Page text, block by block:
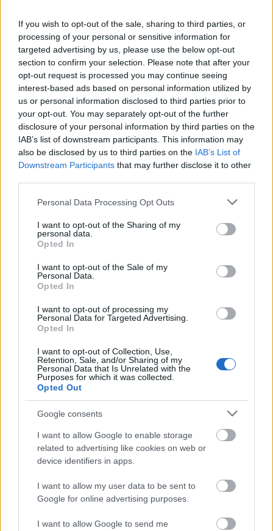
If you wish to opt-out of the sale, sharing to third parties, or
processing of your personal or sensitive information for
targeted advertising by us, please use the below opt-out
section to confirm your selection. Please note that after your
opt-out request is processed you may continue seeing
interest-based ads based on personal information utilized by
us or personal information disclosed to third parties prior to
your opt-out. You may separately opt-out of the further
disclosure of your personal information by third parties on the
IAB’s list of downstream participants. This information may
also be disclosed by us to third parties on the IAB’s List of
Downstream Participants that may further disclose it to other
Please note that this website/app uses one or more Google
not limited to your visit or usage behaviour. You may click to
grant or deny consent to Google and its third-party tags to
use your data for below specified purposes in below Google
consent section.
Personal Data Processing Opt Outs
I want to opt-out of the Sharing of my
personal data.
Opted In
I want to opt-out of the Sale of my
Personal Data.
Opted In
I want to opt-out of processing my
Personal Data for Targeted Advertising.
Opted In
I want to opt-out of Collection, Use,
Retention, Sale, and/or Sharing of my
Personal Data that Is Unrelated with the
Purposes for which it was collected.
Opted Out
Google consents
I want to allow Google to enable storage
related to advertising like cookies on web or
device identifiers in apps.
I want to allow my user data to be sent to
Google for online advertising purposes.
I want to allow Google to send me
επιχειρήσεις βασίζονται στους τουρίστες που
επισκέπτονται την περιοχή για να συναντήσουν τον
Άγιο Βασίλη, να θαυμάσουν το Βόρειο Σέλας και
όλα τα άλλα όμορφα που προαναφέραμε, έχει
υποστεί μεγάλο πλήγμα από τη μείωση του
αριθμού των επισκεπτών.
Τον Αύγουστο του 2020 ο αριθμός των ξένων
επισκεπτών ήταν κατά 78% μειωμένος σε σχέση με
έναν χρόνο νωρίτερα, σύμφωνα με στοιχεία της
Business Finland.